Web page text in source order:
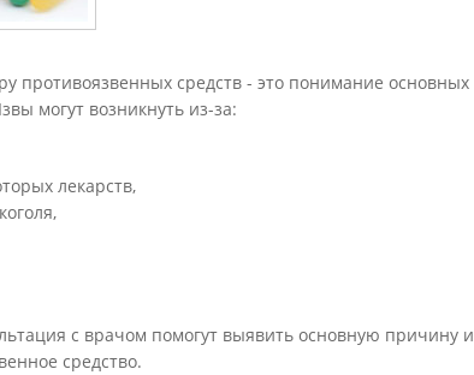
противоязвенных средств - это понимание основных
могут возникнуть из-за:
лекарств,
с врачом помогут выявить основную причину и
средство.